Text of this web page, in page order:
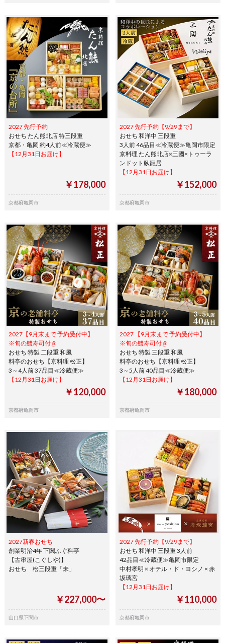
2027 先行予約
おせち たん熊北店 特三段重
京都・亀岡 約4人前≪冷蔵便≫
【12月31日お届け】
￥178,000
京都府亀岡市
2027 先行予約【9/29まで】
おせち 和洋中 三段重
3人前 46品目≪冷蔵便≫亀岡市限定
京料理 たん熊北店×三國×トゥーラ
ンドット臥龍居
【12月31日お届け】
￥152,000
京都府亀岡市
2027【9月末まで 予約受付中】
※旬の鱧寿司付き
おせち 特製 二段重 和風
料亭のおせち【京料理 松正】
3～4人前 37品目≪冷蔵便≫
【12月31日お届け】
￥120,000
京都府亀岡市
2027 【9月末まで 予約受付中】
※旬の鱧寿司付き
おせち 特製 三段重 和風
料亭のおせち【京料理 松正】
3～5人前 40品目≪冷蔵便≫
【12月31日お届け】
￥180,000
京都府亀岡市
2027新春おせち
創業明治4年 下関ふぐ料亭
【古串屋(こぐしや)】
おせち 松三段重「未」
￥227,000〜
山口県下関市
2027 先行予約【9/29まで】
おせち 和洋中 三段重 3人前
42品目≪冷蔵便≫亀岡市限定
中村孝明 × オテル・ド・ヨシノ × 赤
坂璃宮
【12月31日お届け】
￥110,000
京都府亀岡市